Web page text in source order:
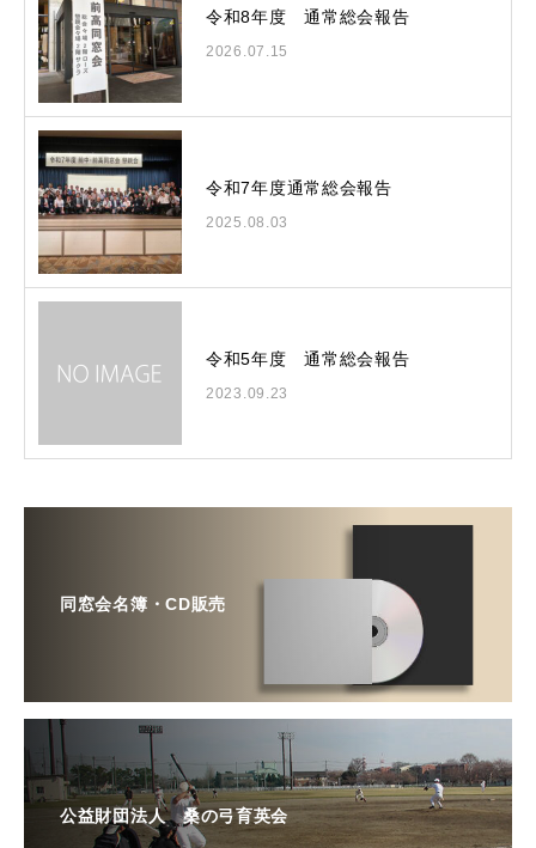
令和8年度 通常総会報告
2026.07.15
令和7年度通常総会報告
2025.08.03
令和5年度 通常総会報告
2023.09.23
同窓会名簿・CD販売
公益財団法人 桑の弓育英会